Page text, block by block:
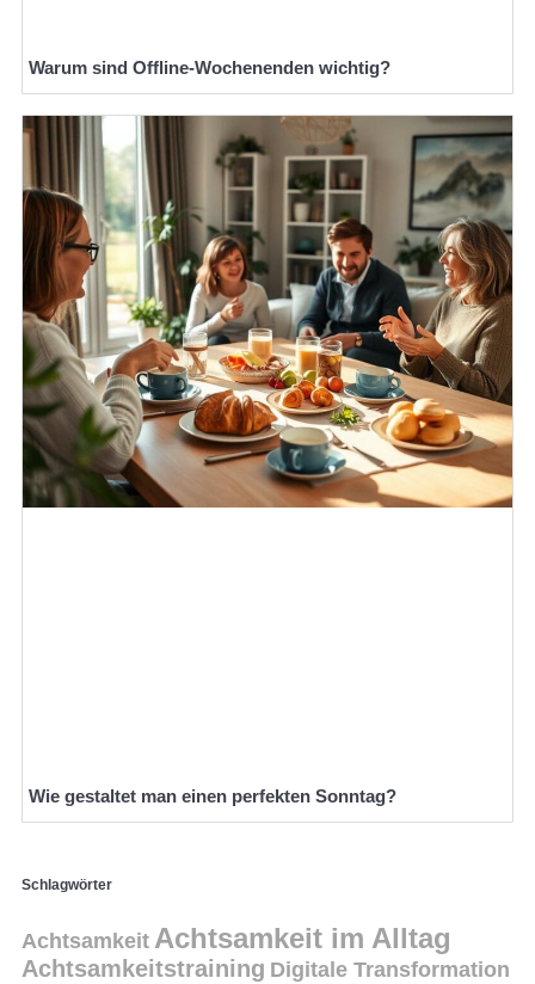
Warum sind Offline-Wochenenden wichtig?
Wie gestaltet man einen perfekten Sonntag?
Schlagwörter
Achtsamkeit Achtsamkeit im Alltag
Achtsamkeitstraining Digitale Transformation